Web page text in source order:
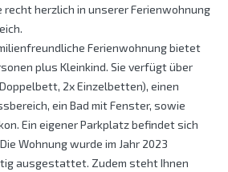
recht herzlich in unserer Ferienwohnung
Ferienwohnung bietet
plus Kleinkind. Sie verfügt über
2x Einzelbetten), einen
ein Bad mit Fenster, sowie
Ein eigener Parkplatz befindet sich
Wohnung wurde im Jahr 2023
ausgestattet. Zudem steht Ihnen